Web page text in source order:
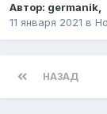
Автор: germanik,
11 января 2021 в
НАЗАД